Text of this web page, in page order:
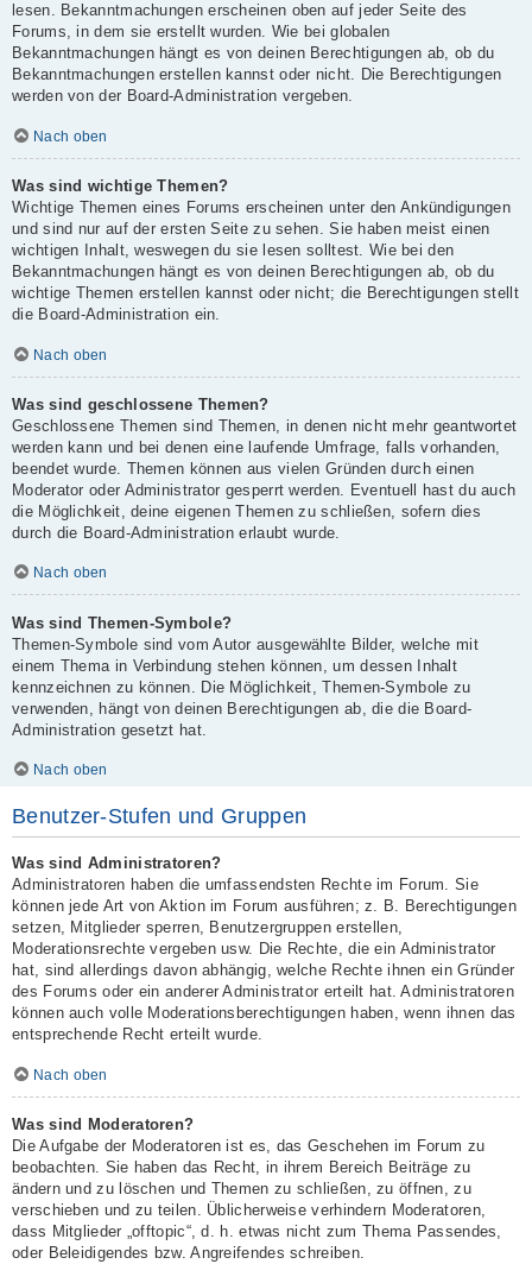
lesen. Bekanntmachungen erscheinen oben auf jeder Seite des
Forums, in dem sie erstellt wurden. Wie bei globalen
Bekanntmachungen hängt es von deinen Berechtigungen ab, ob du
Bekanntmachungen erstellen kannst oder nicht. Die Berechtigungen
werden von der Board-Administration vergeben.
Nach oben
Was sind wichtige Themen?
Wichtige Themen eines Forums erscheinen unter den Ankündigungen
und sind nur auf der ersten Seite zu sehen. Sie haben meist einen
wichtigen Inhalt, weswegen du sie lesen solltest. Wie bei den
Bekanntmachungen hängt es von deinen Berechtigungen ab, ob du
wichtige Themen erstellen kannst oder nicht; die Berechtigungen stellt
die Board-Administration ein.
Nach oben
Was sind geschlossene Themen?
Geschlossene Themen sind Themen, in denen nicht mehr geantwortet
werden kann und bei denen eine laufende Umfrage, falls vorhanden,
beendet wurde. Themen können aus vielen Gründen durch einen
Moderator oder Administrator gesperrt werden. Eventuell hast du auch
die Möglichkeit, deine eigenen Themen zu schließen, sofern dies
durch die Board-Administration erlaubt wurde.
Nach oben
Was sind Themen-Symbole?
Themen-Symbole sind vom Autor ausgewählte Bilder, welche mit
einem Thema in Verbindung stehen können, um dessen Inhalt
kennzeichnen zu können. Die Möglichkeit, Themen-Symbole zu
verwenden, hängt von deinen Berechtigungen ab, die die Board-
Administration gesetzt hat.
Nach oben
Benutzer-Stufen und Gruppen
Was sind Administratoren?
Administratoren haben die umfassendsten Rechte im Forum. Sie
können jede Art von Aktion im Forum ausführen; z. B. Berechtigungen
setzen, Mitglieder sperren, Benutzergruppen erstellen,
Moderationsrechte vergeben usw. Die Rechte, die ein Administrator
hat, sind allerdings davon abhängig, welche Rechte ihnen ein Gründer
des Forums oder ein anderer Administrator erteilt hat. Administratoren
können auch volle Moderationsberechtigungen haben, wenn ihnen das
entsprechende Recht erteilt wurde.
Nach oben
Was sind Moderatoren?
Die Aufgabe der Moderatoren ist es, das Geschehen im Forum zu
beobachten. Sie haben das Recht, in ihrem Bereich Beiträge zu
ändern und zu löschen und Themen zu schließen, zu öffnen, zu
verschieben und zu teilen. Üblicherweise verhindern Moderatoren,
dass Mitglieder „offtopic“, d. h. etwas nicht zum Thema Passendes,
oder Beleidigendes bzw. Angreifendes schreiben.